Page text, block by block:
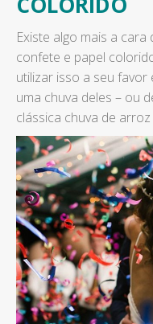
Existe algo mais a
confete e papel
utilizar isso a seu favor
uma chuva deles – ou
clássica chuva de